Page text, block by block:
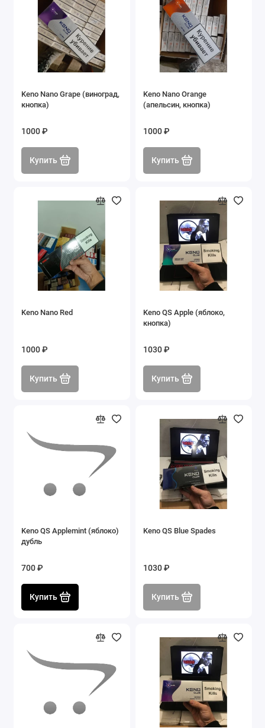
Keno Nano Grape (виноград,
кнопка)
1000 ₽
Купить
Keno Nano Orange
(апельсин, кнопка)
1000 ₽
Купить
Keno Nano Red
1000 ₽
Купить
Keno QS Apple (яблоко,
кнопка)
1030 ₽
Купить
Keno QS Applemint (яблоко)
дубль
700 ₽
Купить
Keno QS Blue Spades
1030 ₽
Купить